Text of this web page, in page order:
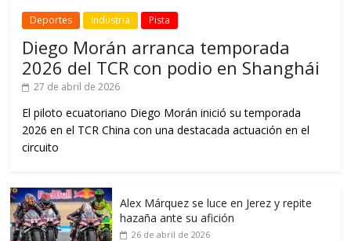
Deportes Industria Pista
Diego Morán arranca temporada
2026 del TCR con podio en Shanghái
27 de abril de 2026
El piloto ecuatoriano Diego Morán inició su temporada
2026 en el TCR China con una destacada actuación en el
circuito
Alex Márquez se luce en Jerez y repite
hazaña ante su afición
26 de abril de 2026